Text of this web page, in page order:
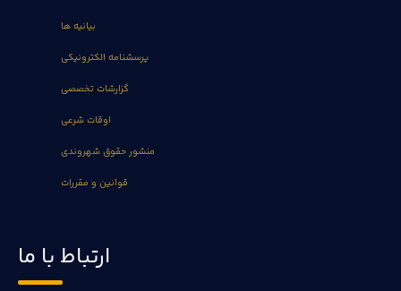
بیانیه ها
پرسشنامه الکترونیکی
گزارشات تخصصی
اوقات شرعی
منشور حقوق شهروندی
قوانین و مقررات
ارتباط با ما